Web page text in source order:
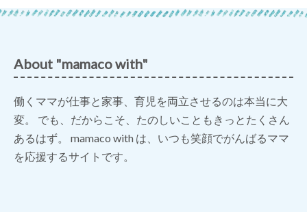
About "mamaco with"
働くママが仕事と家事、育児を両立させるのは本当に大
変。 でも、だからこそ、たのしいこともきっとたくさん
あるはず。 mamaco with は、いつも笑顔でがんばるママ
を応援するサイトです。